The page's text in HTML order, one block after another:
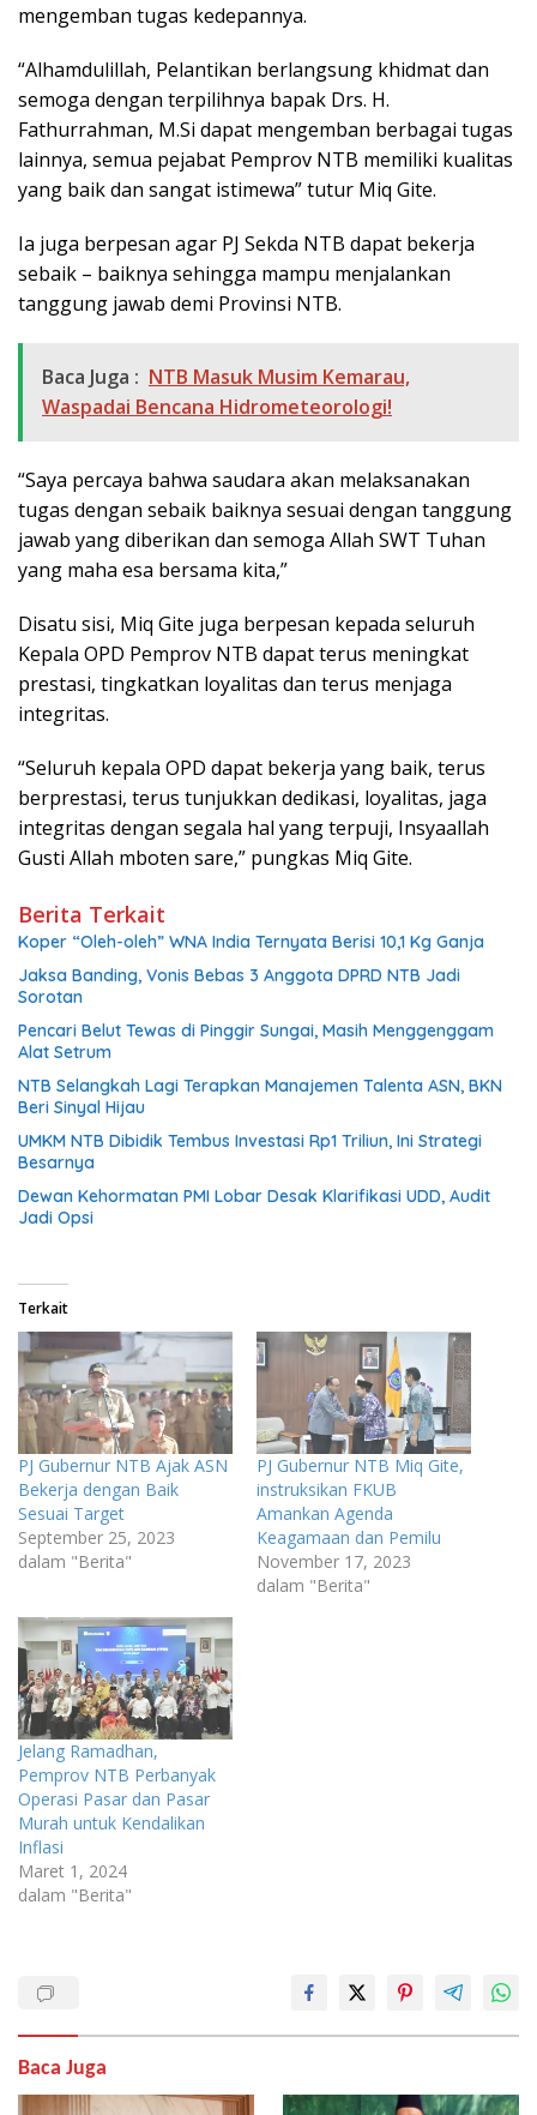
mengemban tugas kedepannya.
“Alhamdulillah, Pelantikan berlangsung khidmat dan
semoga dengan terpilihnya bapak Drs. H.
Fathurrahman, M.Si dapat mengemban berbagai tugas
lainnya, semua pejabat Pemprov NTB memiliki kualitas
yang baik dan sangat istimewa” tutur Miq Gite.
Ia juga berpesan agar PJ Sekda NTB dapat bekerja
sebaik – baiknya sehingga mampu menjalankan
tanggung jawab demi Provinsi NTB.
Baca Juga : NTB Masuk Musim Kemarau,
Waspadai Bencana Hidrometeorologi!
“Saya percaya bahwa saudara akan melaksanakan
tugas dengan sebaik baiknya sesuai dengan tanggung
jawab yang diberikan dan semoga Allah SWT Tuhan
yang maha esa bersama kita,”
Disatu sisi, Miq Gite juga berpesan kepada seluruh
Kepala OPD Pemprov NTB dapat terus meningkat
prestasi, tingkatkan loyalitas dan terus menjaga
integritas.
“Seluruh kepala OPD dapat bekerja yang baik, terus
berprestasi, terus tunjukkan dedikasi, loyalitas, jaga
integritas dengan segala hal yang terpuji, Insyaallah
Gusti Allah mboten sare,” pungkas Miq Gite.
Berita Terkait
Koper “Oleh-oleh” WNA India Ternyata Berisi 10,1 Kg Ganja
Jaksa Banding, Vonis Bebas 3 Anggota DPRD NTB Jadi
Sorotan
Pencari Belut Tewas di Pinggir Sungai, Masih Menggenggam
Alat Setrum
NTB Selangkah Lagi Terapkan Manajemen Talenta ASN, BKN
Beri Sinyal Hijau
UMKM NTB Dibidik Tembus Investasi Rp1 Triliun, Ini Strategi
Besarnya
Dewan Kehormatan PMI Lobar Desak Klarifikasi UDD, Audit
Jadi Opsi
Terkait
PJ Gubernur NTB Ajak ASN
Bekerja dengan Baik
Sesuai Target
September 25, 2023
dalam "Berita"
PJ Gubernur NTB Miq Gite,
instruksikan FKUB
Amankan Agenda
Keagamaan dan Pemilu
November 17, 2023
dalam "Berita"
Jelang Ramadhan,
Pemprov NTB Perbanyak
Operasi Pasar dan Pasar
Murah untuk Kendalikan
Inflasi
Maret 1, 2024
dalam "Berita"
Baca Juga